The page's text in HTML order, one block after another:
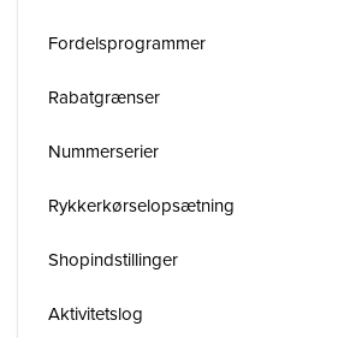
Fordelsprogrammer
Rabatgrænser
Nummerserier
Rykkerkørselopsætning
Shopindstillinger
Aktivitetslog